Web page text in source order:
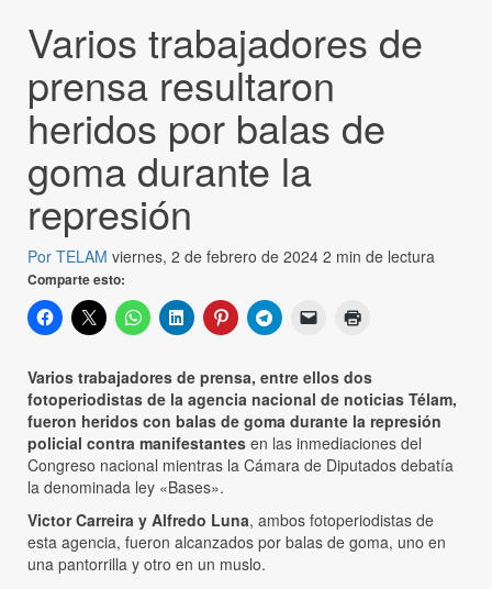
Varios trabajadores de
prensa resultaron
heridos por balas de
goma durante la
represión
Por TELAM viernes, 2 de febrero de 2024 2 min de lectura
Comparte esto:
Varios trabajadores de prensa, entre ellos dos
fotoperiodistas de la agencia nacional de noticias Télam,
fueron heridos con balas de goma durante la represión
policial contra manifestantes en las inmediaciones del
Congreso nacional mientras la Cámara de Diputados debatía
la denominada ley «Bases».
Victor Carreira y Alfredo Luna, ambos fotoperiodistas de
esta agencia, fueron alcanzados por balas de goma, uno en
una pantorrilla y otro en un muslo.